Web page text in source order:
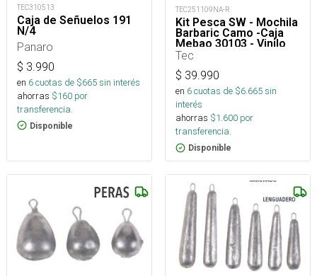
TEC310513
Caja de Señuelos 191
N/4
Panaro
$ 3.990
en 6cuotas de $665sin interés
ahorras $160 por
transferencia.
Disponible
TEC251109NA-R
Kit Pesca SW - Mochila
Barbaric Camo -Caja
Mebao 30103 - Vinilo
Savage 22G Blue -
Runner 37G Zebra
Tec
$ 39.990
en 6cuotas de $6.665sin
interés
ahorras $1.600 por
transferencia.
Disponible